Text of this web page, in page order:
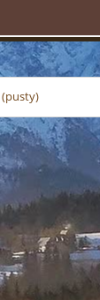
(pusty)